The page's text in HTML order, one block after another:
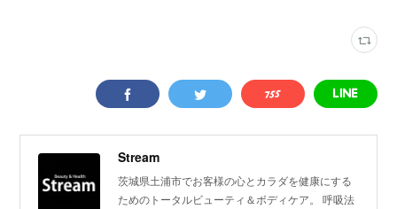
Stream
茨城県土浦市でお客様の心とカラダを健康にする
ためのトータルビューティ＆ボディケア。 呼吸法